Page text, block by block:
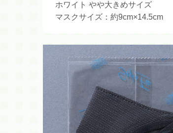
ホワイト やや大きめサイズ
マスクサイズ：約9cm×14.5cm